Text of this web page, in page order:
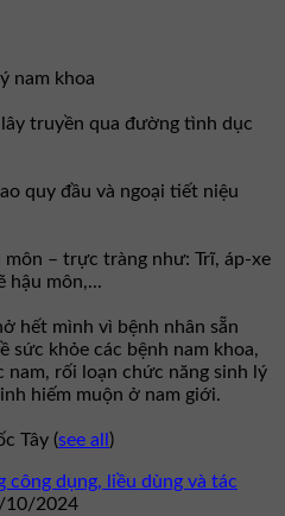
nam khoa
truyền qua đường tình dục
quy đầu và ngoại tiết niệu
– trực tràng như: Trĩ, áp-xe
hậu môn,...
hết mình vì bệnh nhân sẵn
sức khỏe các bệnh nam khoa,
nam, rối loạn chức năng sinh lý
hiếm muộn ở nam giới.
Tây (see all )
công dụng, liều dùng và tác
10/2024